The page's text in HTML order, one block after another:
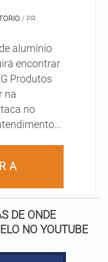
/ PR
alumínio
encontrar
Produtos
na
no
DE
procura de
em uma
a AEG
DE ONDE
NO YOUTUBE